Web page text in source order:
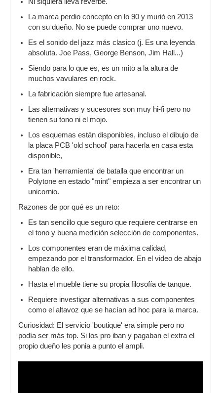
La marca perdio concepto en lo 90 y murió en 2013
con su dueño. No se puede comprar uno nuevo.
Es el sonido del jazz más clasico (j. Es una leyenda
absoluta. Joe Pass, George Benson, Jim Hall...)
Siendo para lo que es, es un mito a la altura de
muchos vavulares en rock.
La fabricación siempre fue artesanal.
Las alternativas y sucesores son muy hi-fi pero no
tienen su tono ni el mojo.
Los esquemas están disponibles, incluso el dibujo de
la placa PCB 'old school' para hacerla en casa esta
disponible,
Era tan 'herramienta' de batalla que encontrar un
Polytone en estado "mint" empieza a ser encontrar un
unicornio.
Razones de por qué es un reto:
Es tan sencillo que seguro que requiere centrarse en
el tono y buena medición selección de componentes.
Los componentes eran de máxima calidad,
empezando por el transformador. En el video de abajo
hablan de ello.
Hasta el mueble tiene su propia filosofía de tanque.
Requiere investigar alternativas a sus componentes
como el altavoz que se hacían ad hoc para la marca.
Curiosidad: El servicio 'boutique' era simple pero no
podía ser más top. Si los pro iban y pagaban el extra el
propio dueño les ponia a punto el ampli.